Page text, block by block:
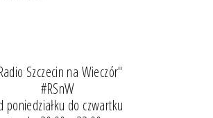
Szczecin na Wieczór"
#RSnW
poniedziałku do czwartku